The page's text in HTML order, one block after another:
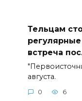
Тельцам
встреча
августа.
0 6